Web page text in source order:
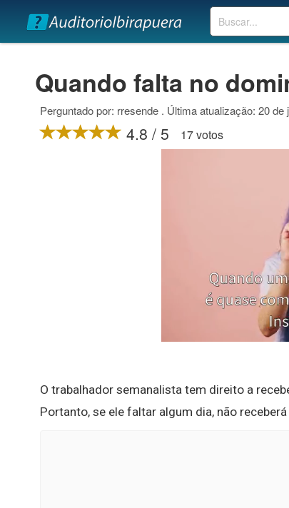
Buscar
Quando falta no
Perguntado por: rresende . Última atualização: 20 de
4.8 / 5 17 votos
O trabalhador semanalista tem direito a
Portanto, se ele faltar algum dia, não